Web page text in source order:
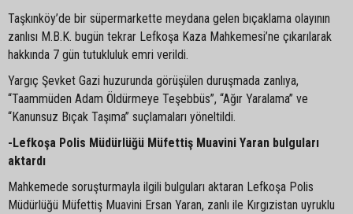
Taşkınköy’de bir süpermarkette meydana gelen bıçaklama olayının
zanlısı M.B.K. bugün tekrar Lefkoşa Kaza Mahkemesi’ne çıkarılarak
hakkında 7 gün tutukluluk emri verildi.
Yargıç Şevket Gazi huzurunda görüşülen duruşmada zanlıya,
“Taammüden Adam Öldürmeye Teşebbüs”, “Ağır Yaralama” ve
“Kanunsuz Bıçak Taşıma” suçlamaları yöneltildi.
-Lefkoşa Polis Müdürlüğü Müfettiş Muavini Yaran bulguları
aktardı
Mahkemede soruşturmayla ilgili bulguları aktaran Lefkoşa Polis
Müdürlüğü Müfettiş Muavini Ersan Yaran, zanlı ile Kırgızistan uyruklu